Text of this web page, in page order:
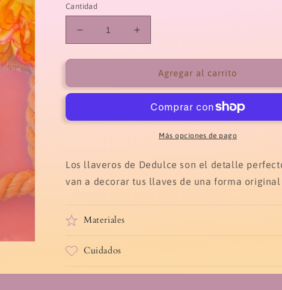
Cantidad
Reducir
cantidad
para
azul
Aumentar
cantidad
para
Llavero
azul
rojo
Agregar al carrito
Más opciones de pago
Los llaveros de Dedulce son el detalle
van a decorar tus llaves de una forma
Materiales
Cuidados